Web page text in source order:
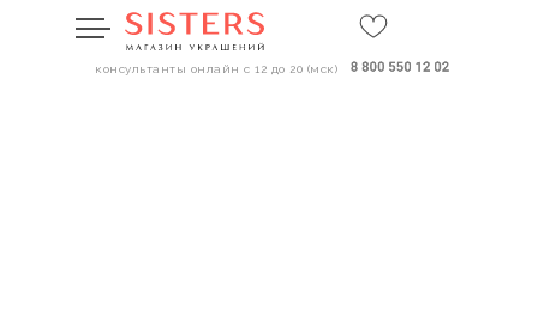
консультанты онлайн с 12 до 20 (мск)